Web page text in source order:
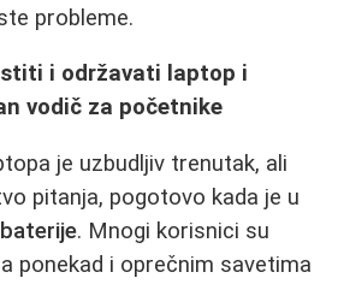
probleme.
i održavati laptop i
vodič za početnike
je uzbudljiv trenutak, ali
pitanja, pogotovo kada je u
. Mnogi korisnici su
ponekad i oprečnim savetima